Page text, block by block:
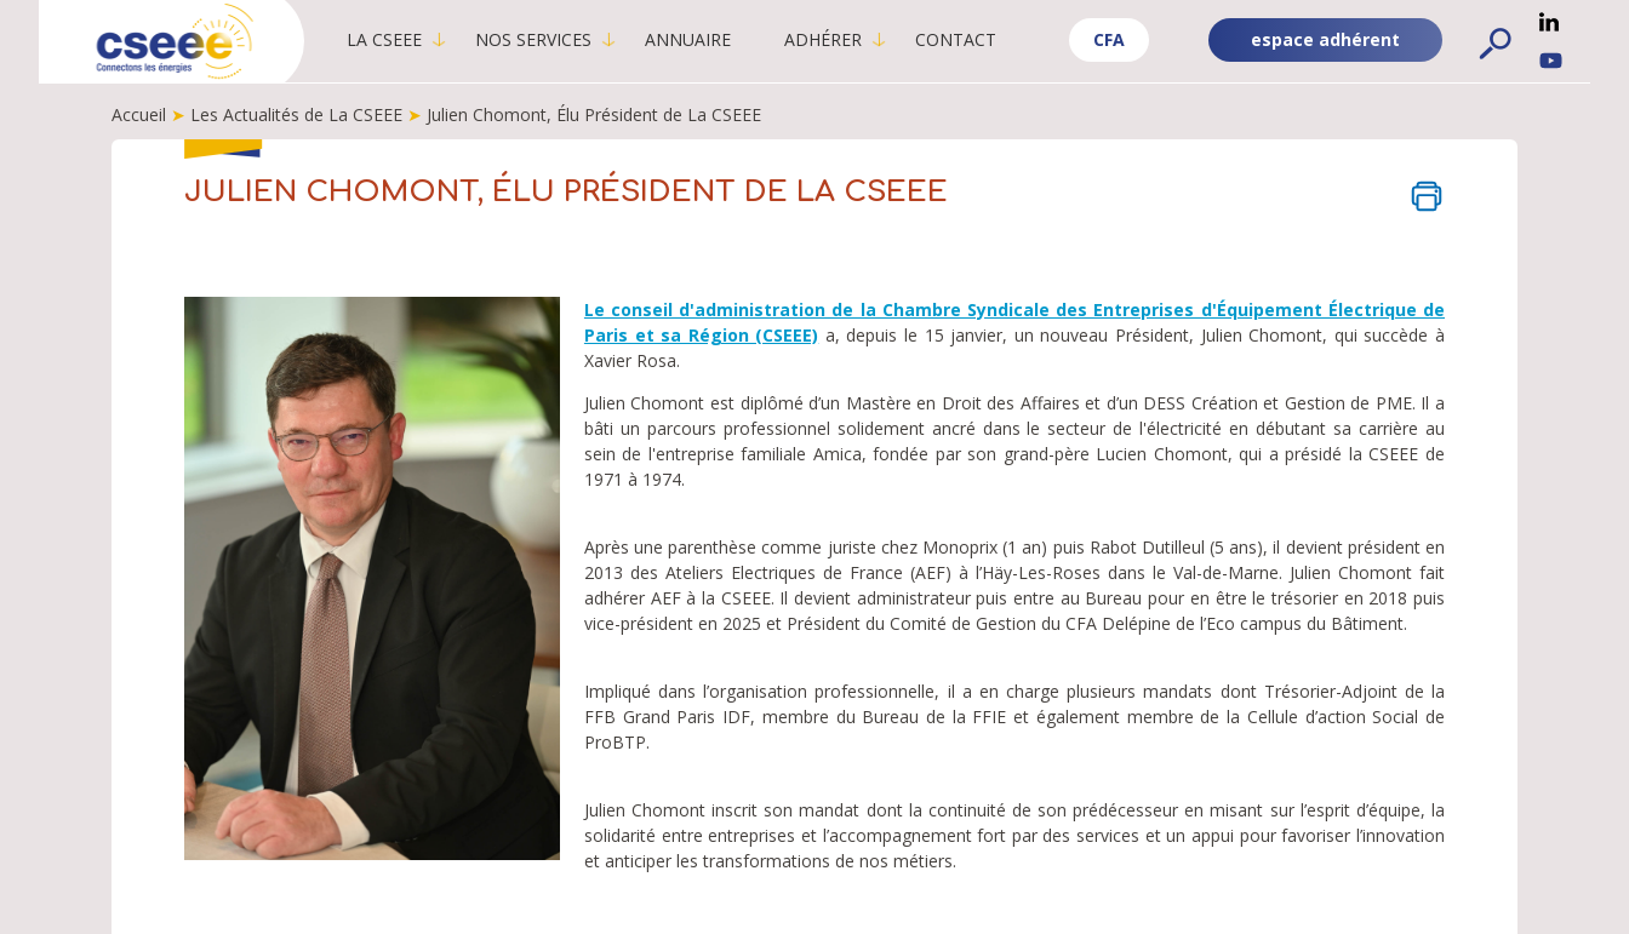
MENU
-
PUBLIC
LA CSEEE NOS SERVICES ANNUAIRE ADHÉRER CONTACT
ADHÉRENT
-
espace adhérent
CFA
-
CFA
FIL
D'ARIANE
Accueil ➤ Les Actualités de La CSEEE ➤ Julien Chomont, Élu Président de La CSEEE
JULIEN CHOMONT, ÉLU PRÉSIDENT DE LA CSEEE
Le conseil d'administration de la Chambre Syndicale des Entreprises d'Équipement Électrique de
Paris et sa Région (CSEEE) a, depuis le 15 janvier, un nouveau Président, Julien Chomont, qui succède à
Xavier Rosa.
Julien Chomont est diplômé d’un Mastère en Droit des Affaires et d’un DESS Création et Gestion de PME. Il a
bâti un parcours professionnel solidement ancré dans le secteur de l'électricité en débutant sa carrière au
sein de l'entreprise familiale Amica, fondée par son grand-père Lucien Chomont, qui a présidé la CSEEE de
1971 à 1974.
Après une parenthèse comme juriste chez Monoprix (1 an) puis Rabot Dutilleul (5 ans), il devient président en
2013 des Ateliers Electriques de France (AEF) à l’Häy-Les-Roses dans le Val-de-Marne. Julien Chomont fait
adhérer AEF à la CSEEE. Il devient administrateur puis entre au Bureau pour en être le trésorier en 2018 puis
vice-président en 2025 et Président du Comité de Gestion du CFA Delépine de l’Eco campus du Bâtiment.
Impliqué dans l’organisation professionnelle, il a en charge plusieurs mandats dont Trésorier-Adjoint de la
FFB Grand Paris IDF, membre du Bureau de la FFIE et également membre de la Cellule d’action Social de
ProBTP.
Julien Chomont inscrit son mandat dont la continuité de son prédécesseur en misant sur l’esprit d’équipe, la
solidarité entre entreprises et l’accompagnement fort par des services et un appui pour favoriser l’innovation
et anticiper les transformations de nos métiers.